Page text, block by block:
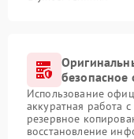
Использование
аккуратная работа
резервное
восстановление